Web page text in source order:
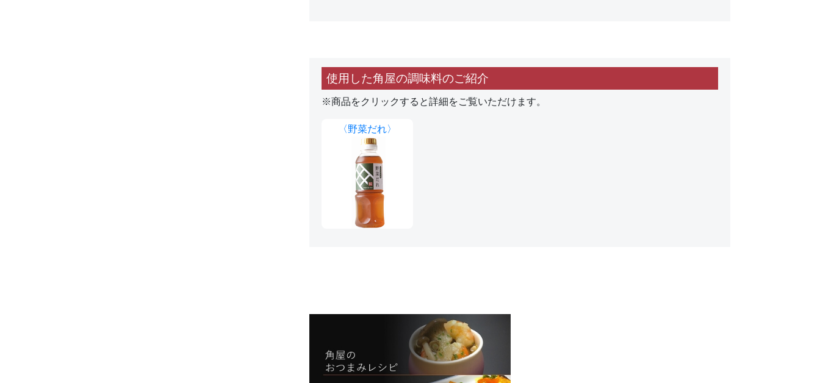
使用した角屋の調味料のご紹介
※商品をクリックすると詳細をご覧いただけます。
〈野菜だれ〉